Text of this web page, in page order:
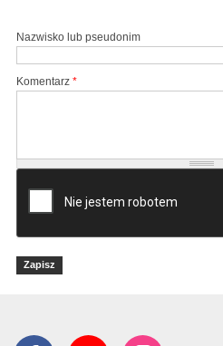
Nazwisko lub pseudonim
Komentarz *